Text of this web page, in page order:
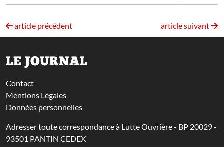
article précédent article suivant
LE JOURNAL
Contact
Mentions Légales
Données personnelles
Adresser toute correspondance à Lutte Ouvrière - BP 20029 -
93501 PANTIN CEDEX